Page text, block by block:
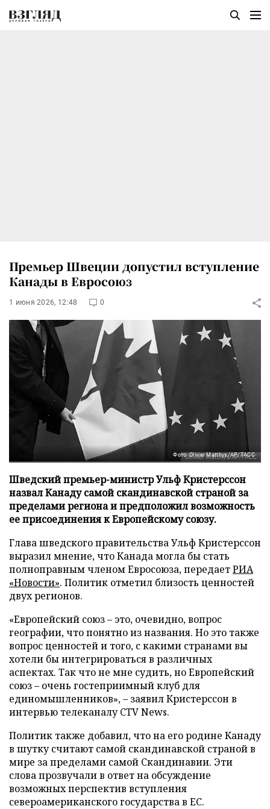
Премьер Швеции допустил вступление
Канады в Евросоюз
1 июня 2026, 12:48 0
Фото: Olivier Matthys/AP/ТАСС
Шведский премьер-министр Ульф Кристерссон
назвал Канаду самой скандинавской страной за
пределами региона и предположил возможность
ее присоединения к Европейскому союзу.
Глава шведского правительства Ульф Кристерссон
выразил мнение, что Канада могла бы стать
полноправным членом Евросоюза, передаетРИА
«Новости». Политик отметил близость ценностей
двух регионов.
«Европейский союз – это, очевидно, вопрос
географии, что понятно из названия. Но это также
вопрос ценностей и того, с какими странами вы
хотели бы интегрироваться в различных
аспектах. Так что не мне судить, но Европейский
союз – очень гостеприимный клуб для
единомышленников», – заявил Кристерссон в
интервью телеканалу CTV News.
Политик также добавил, что на его родине Канаду
в шутку считают самой скандинавской страной в
мире за пределами самой Скандинавии. Эти
слова прозвучали в ответ на обсуждение
возможных перспектив вступления
североамериканского государства в ЕС.